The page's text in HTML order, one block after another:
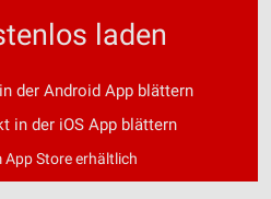
laden
der Android App blättern
in der iOS App blättern
App Store erhältlich